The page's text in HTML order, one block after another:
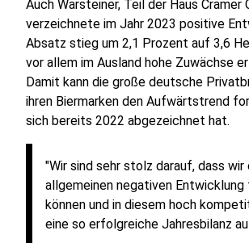
Auch Warsteiner, Teil der Haus Cramer
verzeichnete im Jahr 2023 positive
Absatz stieg um 2,1 Prozent auf 3,6
vor allem im Ausland hohe Zuwächse
Damit kann die große deutsche
ihren Biermarken den Aufwärtstrend
sich bereits 2022 abgezeichnet hat.
"Wir sind sehr stolz darauf, dass wir
allgemeinen negativen
können und in diesem hoch
eine so erfolgreiche Jahresbilanz